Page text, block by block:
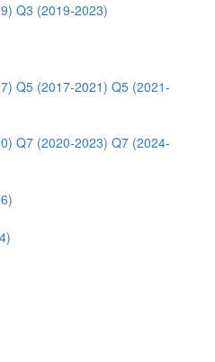
Q3 (2019-2023)
Q5 (2017-2021) Q5 (2021-
Q7 (2020-2023) Q7 (2024-